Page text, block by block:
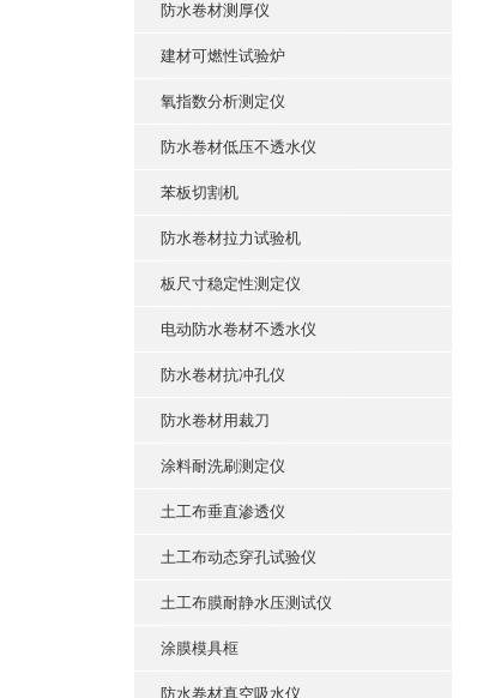
防水卷材测厚仪
建材可燃性试验炉
氧指数分析测定仪
防水卷材低压不透水仪
苯板切割机
防水卷材拉力试验机
板尺寸稳定性测定仪
电动防水卷材不透水仪
防水卷材抗冲孔仪
防水卷材用裁刀
涂料耐洗刷测定仪
土工布垂直渗透仪
土工布动态穿孔试验仪
土工布膜耐静水压测试仪
涂膜模具框
防水卷材真空吸水仪